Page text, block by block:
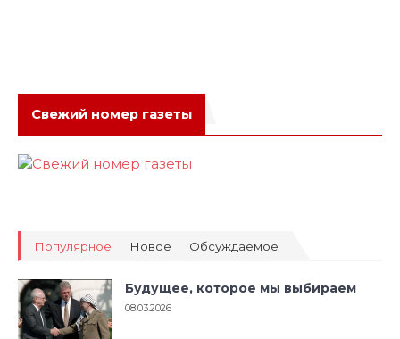
Свежий номер газеты
Популярное Новое Обсуждаемое
Будущее, которое мы выбираем
08.03.2026